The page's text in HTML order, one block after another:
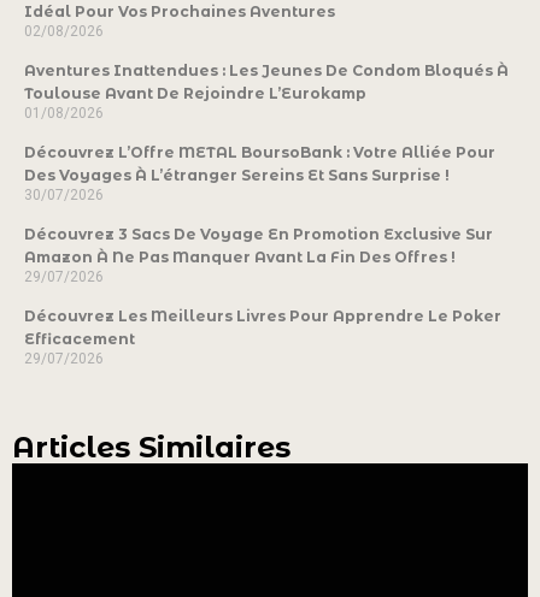
Idéal Pour Vos Prochaines Aventures
02/08/2026
Aventures Inattendues : Les Jeunes De Condom Bloqués À
Toulouse Avant De Rejoindre L’Eurokamp
01/08/2026
Découvrez L’Offre METAL BoursoBank : Votre Alliée Pour
Des Voyages À L’étranger Sereins Et Sans Surprise !
30/07/2026
Découvrez 3 Sacs De Voyage En Promotion Exclusive Sur
Amazon À Ne Pas Manquer Avant La Fin Des Offres !
29/07/2026
Découvrez Les Meilleurs Livres Pour Apprendre Le Poker
Efficacement
29/07/2026
Articles Similaires